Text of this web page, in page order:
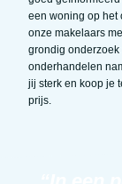
een woning op het
onze makelaars
grondig onderzoek
onderhandelen
jij sterk en koop je
prijs.